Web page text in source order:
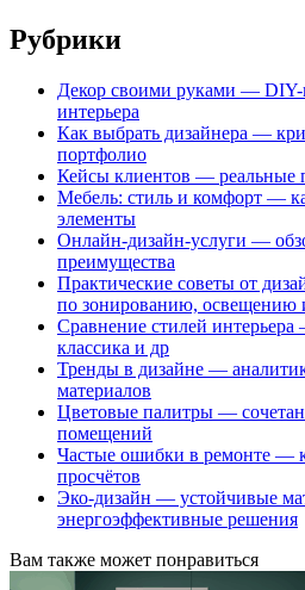
Рубрики
Декор своими руками — DIY-
интерьера
Как выбрать дизайнера —
портфолио
Кейсы клиентов — реальные
Мебель: стиль и комфорт —
элементы
Онлайн-дизайн-услуги —
преимущества
Практические советы от
по зонированию, освещению
Сравнение стилей
классика и др
Тренды в дизайне —
материалов
Цветовые палитры —
помещений
Частые ошибки в ремонте —
просчётов
Эко-дизайн — устойчивые
энергоэффективные решения
Вам также может понравиться